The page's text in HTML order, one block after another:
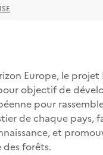
Europe, le projet
objectif de
pour
de chaque pays,
et
forêts.